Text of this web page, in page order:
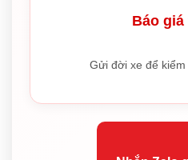
Báo
Gửi đời xe để